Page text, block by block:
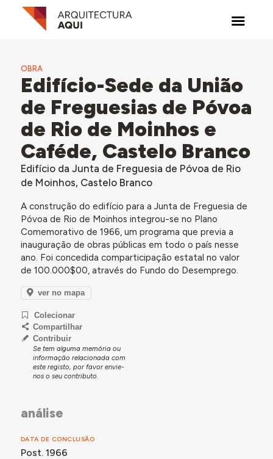
OBRA
Edifício-Sede da União
de Freguesias de Póvoa
de Rio de Moinhos e
Caféde, Castelo Branco
Edifício da Junta de Freguesia de Póvoa de Rio
de Moinhos, Castelo Branco
A construção do edifício para a Junta de Freguesia de
Póvoa de Rio de Moinhos integrou-se no Plano
Comemorativo de 1966, um programa que previa a
inauguração de obras públicas em todo o país nesse
ano. Foi concedida comparticipação estatal no valor
de 100.000$00, através do Fundo do Desemprego.
ver no mapa
Colecionar
Compartilhar
Contribuir
Se tem alguma memória ou
informação relacionada com
este registo, por favor envie-
nos o seu contributo.
análise
DATA DE CONCLUSÃO
Post. 1966